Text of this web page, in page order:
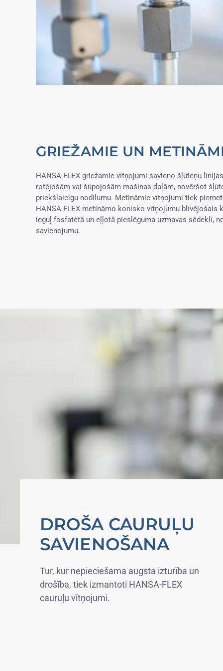
GRIEŽAMIE UN
HANSA-FLEX griežamie vītņojumi savieno šļūteņu
rotējošām vai šūpojošām mašīnas daļām, novēršot
priekšlaicīgu nodilumu. Metināmie vītņojumi tiek
HANSA-FLEX metināmo konisko vītņojumu blīvējošais
ieguļ fosfatētā un eļļotā pieslēguma uzmavas sēdeklī,
savienojumu.
DROŠA CAURUĻU
SAVIENOŠANA
Tur, kur nepieciešama augsta izturība un
drošība, tiek izmantoti HANSA-FLEX
cauruļu vītņojumi.